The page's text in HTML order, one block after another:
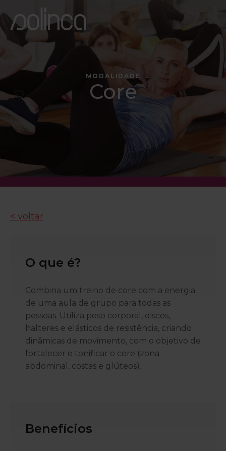
MODALIDADE
Core
< voltar
O que é?
Combina um treino de core com a energia
de uma aula de grupo para todas as
pessoas. Utiliza peso corporal, discos,
halteres e elásticos de resistência, criando
dinâmicas de movimento, com o objetivo de
fortalecer e tonificar o core (zona
abdominal, costas e glúteos).
Benefícios